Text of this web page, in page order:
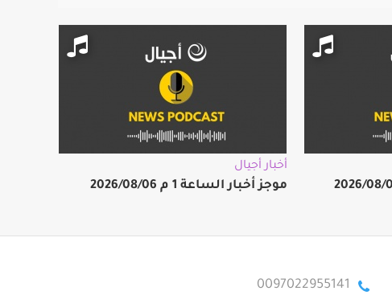
أخبار أجيال
موجز أخبار الساعة 1 م 2026/08/06
0097022955141